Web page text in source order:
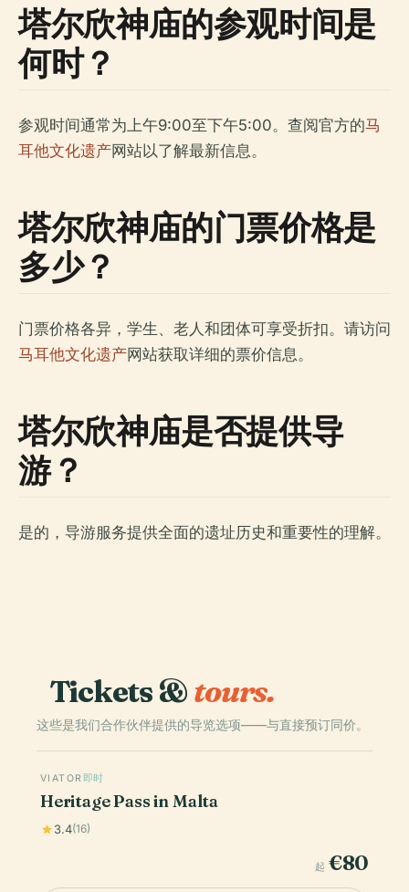
塔尔欣神庙的参观时间是
何时？
参观时间通常为上午9:00至下午5:00。查阅官方的马
耳他文化遗产网站以了解最新信息。
塔尔欣神庙的门票价格是
多少？
门票价格各异，学生、老人和团体可享受折扣。请访问
马耳他文化遗产网站获取详细的票价信息。
塔尔欣神庙是否提供导
游？
是的，导游服务提供全面的遗址历史和重要性的理解。
Tickets &tours.
这些是我们合作伙伴提供的导览选项——与直接预订同价。
VIATOR 即时
Heritage Pass in Malta
3.4(16)
起 €80